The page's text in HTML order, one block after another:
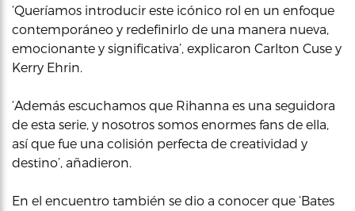
‘Queríamos introducir este icónico rol en un enfoque
contemporáneo y redefinirlo de una manera nueva,
emocionante y significativa’, explicaron Carlton Cuse y
Kerry Ehrin.
‘Además escuchamos que Rihanna es una seguidora
de esta serie, y nosotros somos enormes fans de ella,
así que fue una colisión perfecta de creatividad y
destino’, añadieron.
En el encuentro también se dio a conocer que ‘Bates